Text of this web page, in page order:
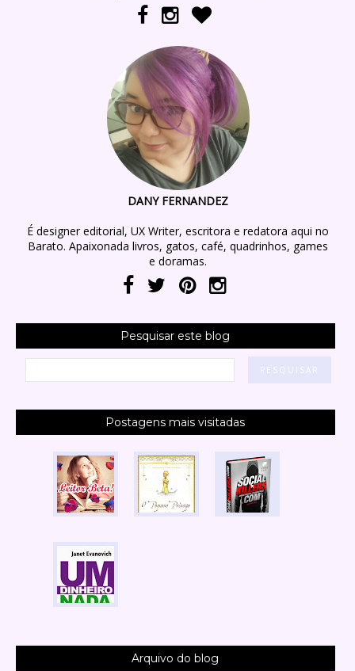
DANY FERNANDEZ
É designer editorial, UX Writer, escritora e redatora aqui no
Barato. Apaixonada livros, gatos, café, quadrinhos, games
e doramas.
Pesquisar este blog
Postagens mais visitadas
Arquivo do blog